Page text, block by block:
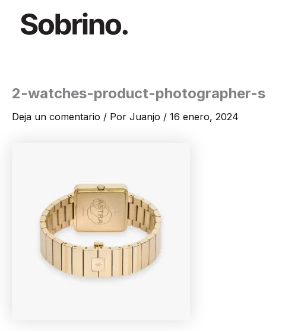
contenido
2-watches-product-photographer-s
Deja un comentario / Por Juanjo / 16 enero, 2024